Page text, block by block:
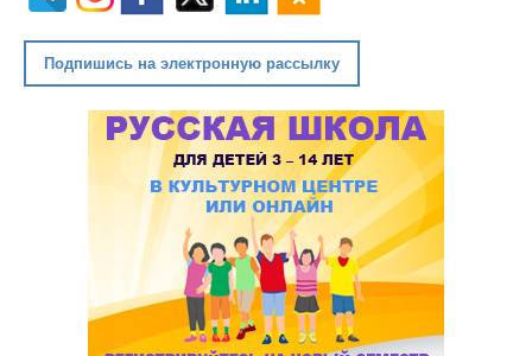
Подпишись на электронную рассылку